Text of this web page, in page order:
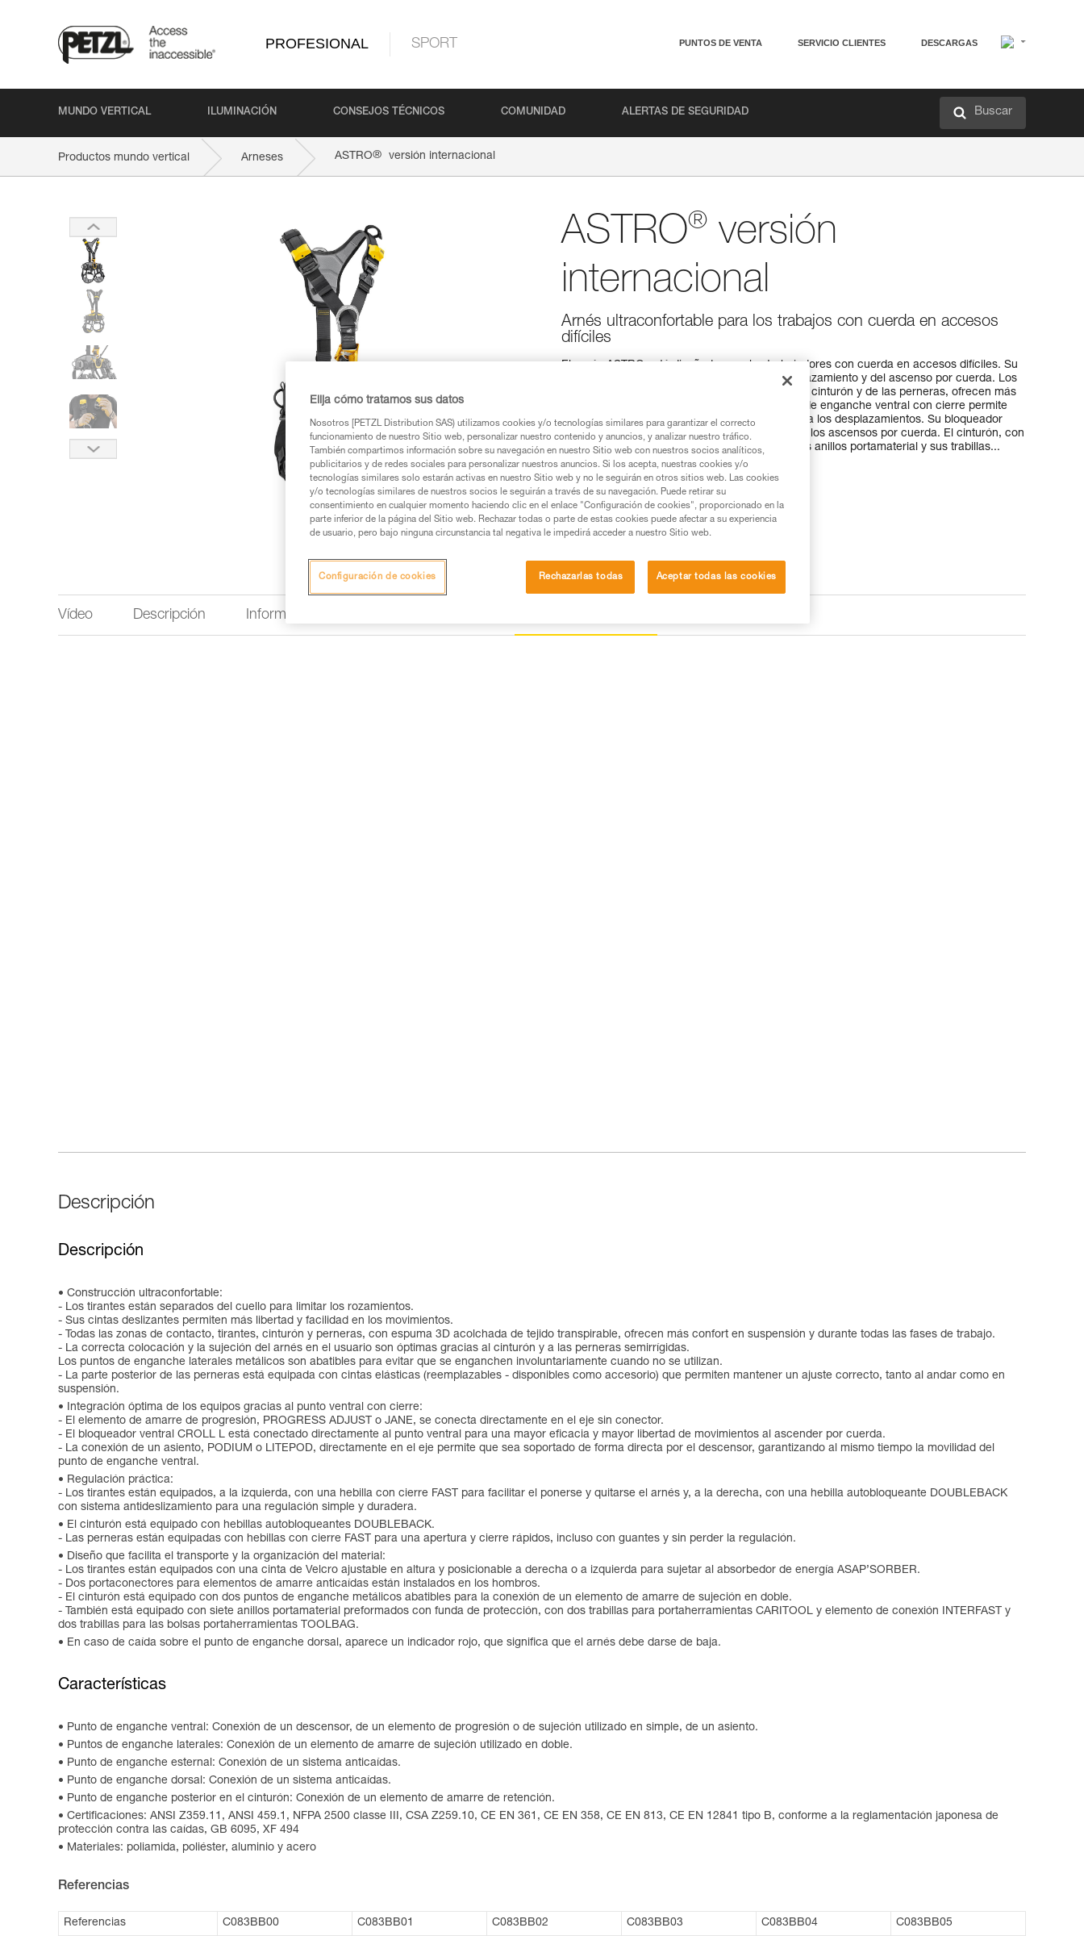
PROFESIONAL SPORT PUNTOS DE VENTA SERVICIO CLIENTES DESCARGAS
MUNDO VERTICAL ILUMINACIÓN CONSEJOS TÉCNICOS COMUNIDAD ALERTAS DE SEGURIDAD Buscar
Productos mundo vertical Arneses ASTRO® versión internacional
ASTRO® versión
internacional
Arnés ultraconfortable para los trabajos con cuerda en accesos
difíciles
El arnés ASTRO está diseñado para los trabajadores con cuerda en accesos difíciles. Su
diseño se adapta a las características del desplazamiento y del ascenso por cuerda. Los
acolchados 3D y la construcción semirrígida del cinturón y de las perneras, ofrecen más
confort en todas las fases de trabajo. Su punto de enganche ventral con cierre permite
una instalación óptima del equipo necesario para los desplazamientos. Su bloqueador
integrado CROLL L favorece la eficacia durante los ascensos por cuerda. El cinturón, con
sus puntos de enganche laterales metálicos, sus anillos portamaterial y sus trabillas...
Leer la continuación
Buscar un punto de venta
Vídeo Descripción Información técnica
Descripción
Descripción
Construcción ultraconfortable:
- Los tirantes están separados del cuello para limitar los rozamientos.
- Sus cintas deslizantes permiten más libertad y facilidad en los movimientos.
- Todas las zonas de contacto, tirantes, cinturón y perneras, con espuma 3D acolchada de tejido transpirable, ofrecen más confort en suspensión y durante todas las fases de trabajo.
- La correcta colocación y la sujeción del arnés en el usuario son óptimas gracias al cinturón y a las perneras semirrígidas.
Los puntos de enganche laterales metálicos son abatibles para evitar que se enganchen involuntariamente cuando no se utilizan.
- La parte posterior de las perneras está equipada con cintas elásticas (reemplazables - disponibles como accesorio) que permiten mantener un ajuste correcto, tanto al andar como en
suspensión.
Integración óptima de los equipos gracias al punto ventral con cierre:
- El elemento de amarre de progresión, PROGRESS ADJUST o JANE, se conecta directamente en el eje sin conector.
- El bloqueador ventral CROLL L está conectado directamente al punto ventral para una mayor eficacia y mayor libertad de movimientos al ascender por cuerda.
- La conexión de un asiento, PODIUM o LITEPOD, directamente en el eje permite que sea soportado de forma directa por el descensor, garantizando al mismo tiempo la movilidad del
punto de enganche ventral.
Regulación práctica:
- Los tirantes están equipados, a la izquierda, con una hebilla con cierre FAST para facilitar el ponerse y quitarse el arnés y, a la derecha, con una hebilla autobloqueante DOUBLEBACK
con sistema antideslizamiento para una regulación simple y duradera.
El cinturón está equipado con hebillas autobloqueantes DOUBLEBACK.
- Las perneras están equipadas con hebillas con cierre FAST para una apertura y cierre rápidos, incluso con guantes y sin perder la regulación.
Diseño que facilita el transporte y la organización del material:
- Los tirantes están equipados con una cinta de Velcro ajustable en altura y posicionable a derecha o a izquierda para sujetar al absorbedor de energía ASAP’SORBER.
- Dos portaconectores para elementos de amarre anticaídas están instalados en los hombros.
- El cinturón está equipado con dos puntos de enganche metálicos abatibles para la conexión de un elemento de amarre de sujeción en doble.
- También está equipado con siete anillos portamaterial preformados con funda de protección, con dos trabillas para portaherramientas CARITOOL y elemento de conexión INTERFAST y
dos trabillas para las bolsas portaherramientas TOOLBAG.
En caso de caída sobre el punto de enganche dorsal, aparece un indicador rojo, que significa que el arnés debe darse de baja.
Características
Punto de enganche ventral: Conexión de un descensor, de un elemento de progresión o de sujeción utilizado en simple, de un asiento.
Puntos de enganche laterales: Conexión de un elemento de amarre de sujeción utilizado en doble.
Punto de enganche esternal: Conexión de un sistema anticaídas.
Punto de enganche dorsal: Conexión de un sistema anticaídas.
Punto de enganche posterior en el cinturón: Conexión de un elemento de amarre de retención.
Certificaciones: ANSI Z359.11, ANSI 459.1, NFPA 2500 classe III, CSA Z259.10, CE EN 361, CE EN 358, CE EN 813, CE EN 12841 tipo B, conforme a la reglamentación japonesa de
protección contra las caídas, GB 6095, XF 494
Materiales: poliamida, poliéster, aluminio y acero
Referencias
Referencias C083BB00 C083BB01 C083BB02 C083BB03 C083BB04
C083BB05
Elija cómo tratamos sus datos
Nosotros [PETZL Distribution SAS) utilizamos cookies y/o tecnologías similares para garantizar el correcto
funcionamiento de nuestro Sitio web, personalizar nuestro contenido y anuncios, y analizar nuestro tráfico.
También compartimos información sobre su navegación en nuestro Sitio web con nuestros socios analíticos,
publicitarios y de redes sociales para personalizar nuestros anuncios. Si los acepta, nuestras cookies y/o
tecnologías similares solo estarán activas en nuestro Sitio web y no le seguirán en otros sitios web. Las cookies
y/o tecnologías similares de nuestros socios le seguirán a través de su navegación. Puede retirar su
consentimiento en cualquier momento haciendo clic en el enlace "Configuración de cookies", proporcionado en la
parte inferior de la página del Sitio web. Rechazar todas o parte de estas cookies puede afectar a su experiencia
de usuario, pero bajo ninguna circunstancia tal negativa le impedirá acceder a nuestro Sitio web.
Rechazarlas todas Aceptar todas las cookies
Configuración de cookies